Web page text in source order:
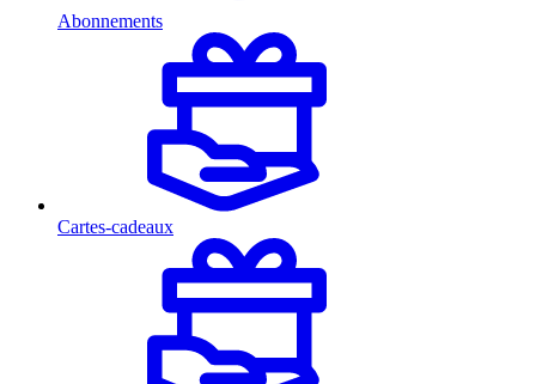
Abonnements
Cartes-cadeaux